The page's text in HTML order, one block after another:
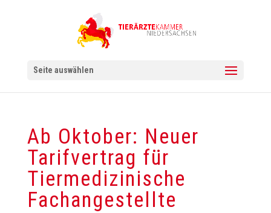
Seite auswählen
Ab Oktober: Neuer
Tarifvertrag für
Tiermedizinische
Fachangestellte